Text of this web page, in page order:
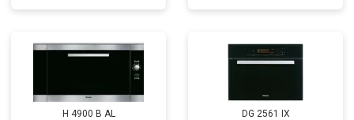
H 4900 B AL DG 2561 IX